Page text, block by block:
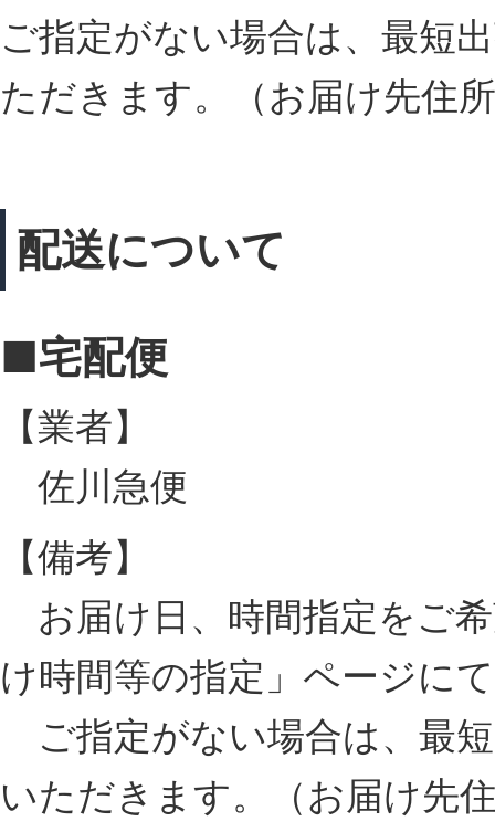
ご指定がない場合は、最短
ただきます。（お届け先住
配送について
■宅配便
【業者】
佐川急便
【備考】
お届け日、時間指定をご
け時間等の指定」ページに
ご指定がない場合は、最
いただきます。（お届け先